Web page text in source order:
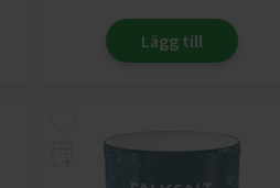
Lägg till